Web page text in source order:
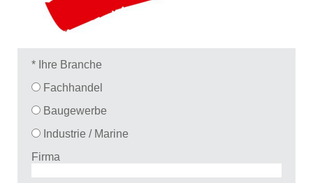
* Ihre Branche
Fachhandel
Baugewerbe
Industrie / Marine
Firma